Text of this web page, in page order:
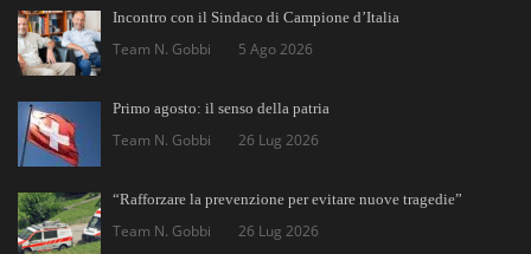
Incontro con il Sindaco di Campione d’Italia
Team N. Gobbi 5 Ago 2026
Primo agosto: il senso della patria
Team N. Gobbi 26 Lug 2026
“Rafforzare la prevenzione per evitare nuove tragedie”
Team N. Gobbi 26 Lug 2026